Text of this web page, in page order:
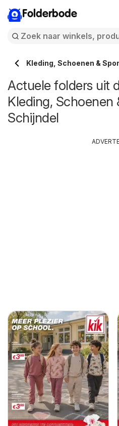
Folderbode
Kleding, Schoenen &
Actuele folders uit
Kleding, Schoenen
Schijndel